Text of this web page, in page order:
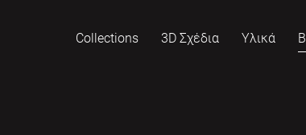
Collections 3D Σχέδια Υλικά